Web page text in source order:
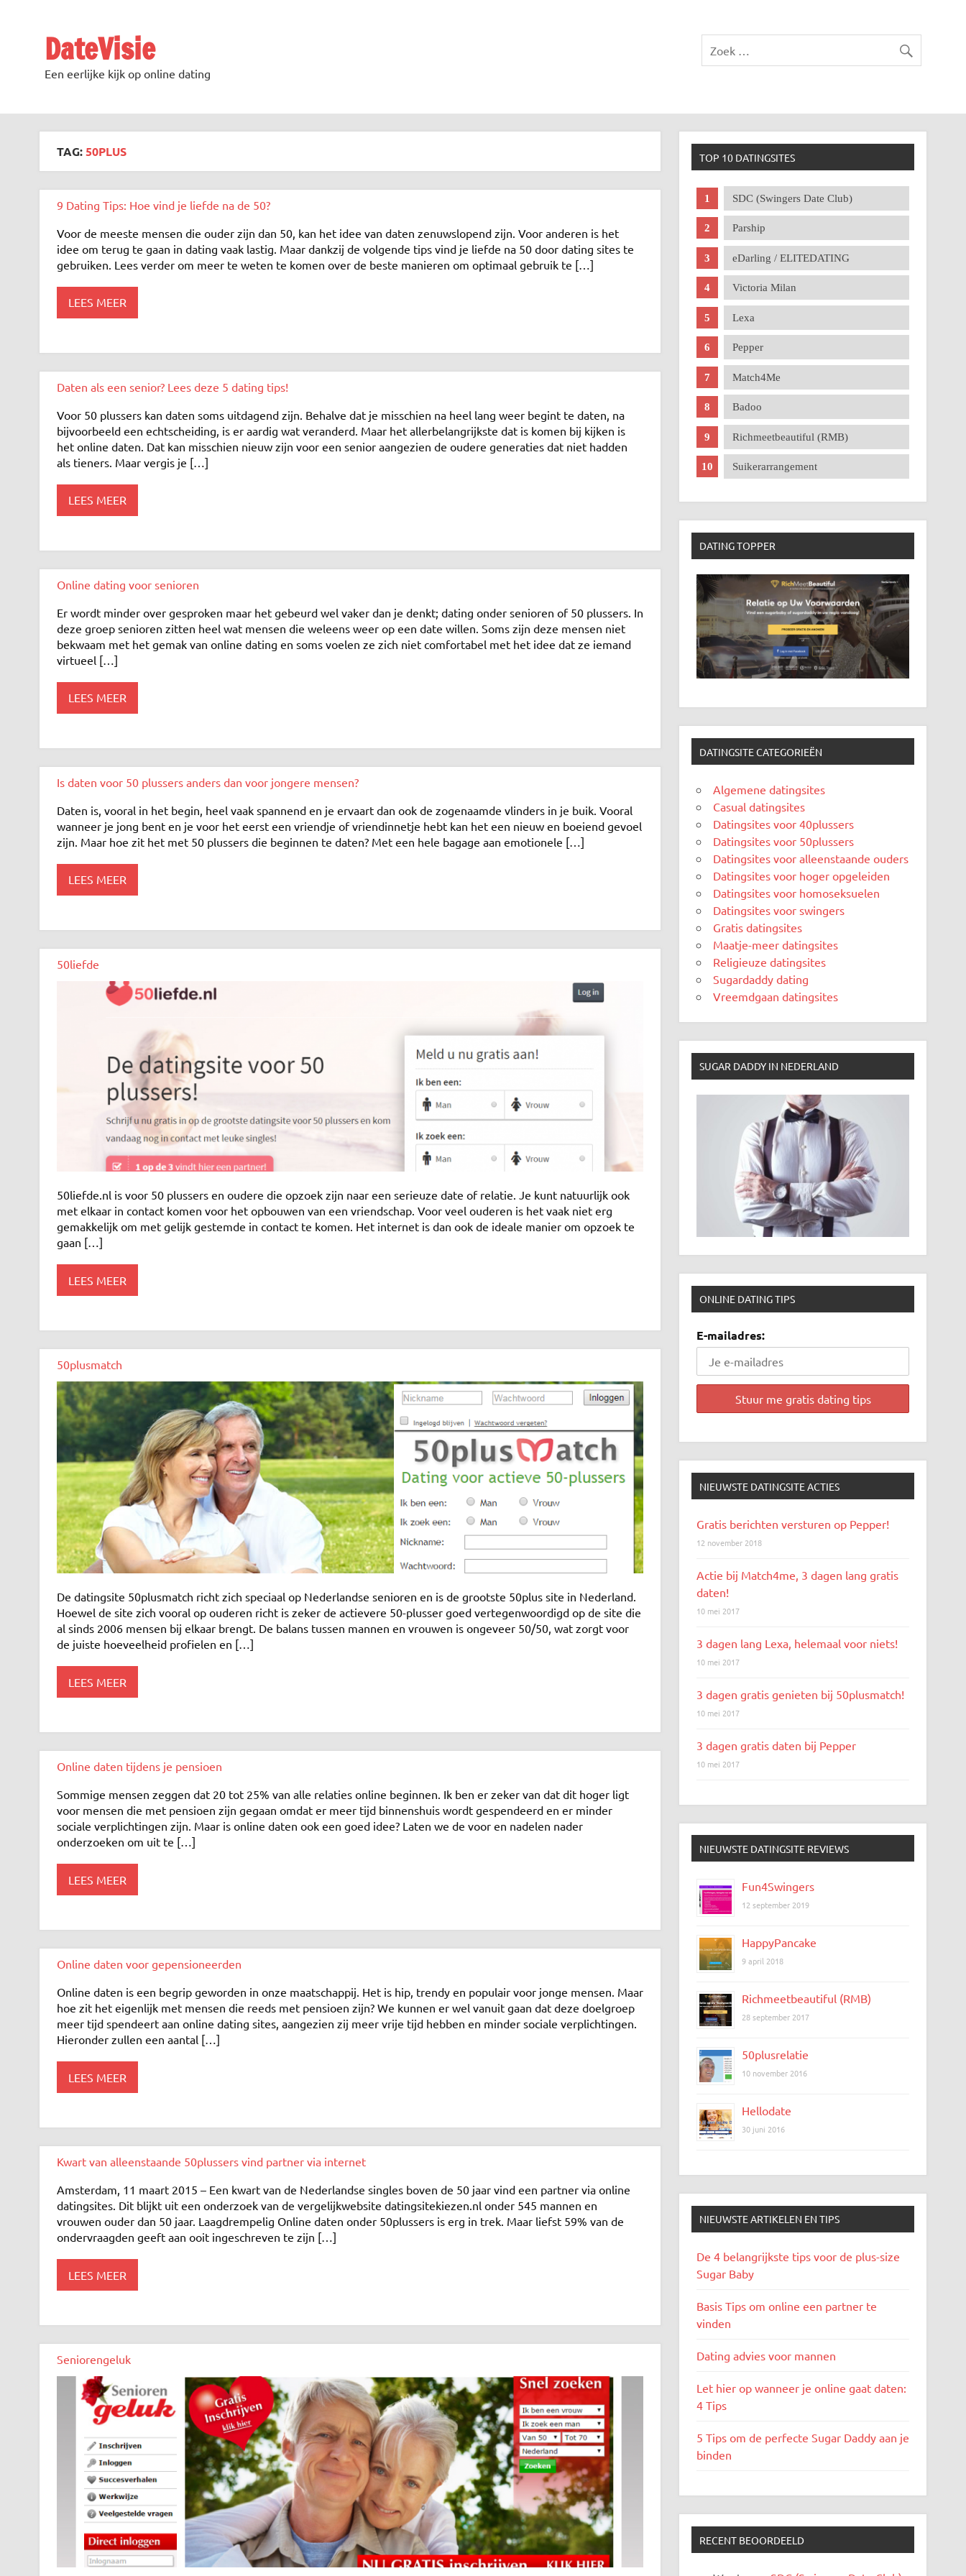
DateVisie
Een eerlijke kijk op online dating
TAG:50PLUS
9 Dating Tips: Hoe vind je liefde na de 50?
Voor de meeste mensen die ouder zijn dan 50, kan het idee van daten zenuwslopend zijn. Voor anderen is het
idee om terug te gaan in dating vaak lastig. Maar dankzij de volgende tips vind je liefde na 50 door dating sites te
gebruiken. Lees verder om meer te weten te komen over de beste manieren om optimaal gebruik te […]
LEES MEER
Daten als een senior? Lees deze 5 dating tips!
Voor 50 plussers kan daten soms uitdagend zijn. Behalve dat je misschien na heel lang weer begint te daten, na
bijvoorbeeld een echtscheiding, is er aardig wat veranderd. Maar het allerbelangrijkste dat is komen bij kijken is
het online daten. Dat kan misschien nieuw zijn voor een senior aangezien de oudere generaties dat niet hadden
als tieners. Maar vergis je […]
LEES MEER
Online dating voor senioren
Er wordt minder over gesproken maar het gebeurd wel vaker dan je denkt; dating onder senioren of 50 plussers. In
deze groep senioren zitten heel wat mensen die weleens weer op een date willen. Soms zijn deze mensen niet
bekwaam met het gemak van online dating en soms voelen ze zich niet comfortabel met het idee dat ze iemand
virtueel […]
LEES MEER
Is daten voor 50 plussers anders dan voor jongere mensen?
Daten is, vooral in het begin, heel vaak spannend en je ervaart dan ook de zogenaamde vlinders in je buik. Vooral
wanneer je jong bent en je voor het eerst een vriendje of vriendinnetje hebt kan het een nieuw en boeiend gevoel
zijn. Maar hoe zit het met 50 plussers die beginnen te daten? Met een hele bagage aan emotionele […]
LEES MEER
50liefde
50liefde.nl is voor 50 plussers en oudere die opzoek zijn naar een serieuze date of relatie. Je kunt natuurlijk ook
met elkaar in contact komen voor het opbouwen van een vriendschap. Voor veel ouderen is het vaak niet erg
gemakkelijk om met gelijk gestemde in contact te komen. Het internet is dan ook de ideale manier om opzoek te
gaan […]
LEES MEER
50plusmatch
De datingsite 50plusmatch richt zich speciaal op Nederlandse senioren en is de grootste 50plus site in Nederland.
Hoewel de site zich vooral op ouderen richt is zeker de actievere 50-plusser goed vertegenwoordigd op de site die
al sinds 2006 mensen bij elkaar brengt. De balans tussen mannen en vrouwen is ongeveer 50/50, wat zorgt voor
de juiste hoeveelheid profielen en […]
LEES MEER
Online daten tijdens je pensioen
Sommige mensen zeggen dat 20 tot 25% van alle relaties online beginnen. Ik ben er zeker van dat dit hoger ligt
voor mensen die met pensioen zijn gegaan omdat er meer tijd binnenshuis wordt gespendeerd en er minder
sociale verplichtingen zijn. Maar is online daten ook een goed idee? Laten we de voor en nadelen nader
onderzoeken om uit te […]
LEES MEER
Online daten voor gepensioneerden
Online daten is een begrip geworden in onze maatschappij. Het is hip, trendy en populair voor jonge mensen. Maar
hoe zit het eigenlijk met mensen die reeds met pensioen zijn? We kunnen er wel vanuit gaan dat deze doelgroep
meer tijd spendeert aan online dating sites, aangezien zij meer vrije tijd hebben en minder sociale verplichtingen.
Hieronder zullen een aantal […]
LEES MEER
Kwart van alleenstaande 50plussers vind partner via internet
Amsterdam, 11 maart 2015 – Een kwart van de Nederlandse singles boven de 50 jaar vind een partner via online
datingsites. Dit blijkt uit een onderzoek van de vergelijkwebsite datingsitekiezen.nl onder 545 mannen en
vrouwen ouder dan 50 jaar. Laagdrempelig Online daten onder 50plussers is erg in trek. Maar liefst 59% van de
ondervraagden geeft aan ooit ingeschreven te zijn […]
LEES MEER
Seniorengeluk
TOP 10 DATINGSITES
SDC (Swingers Date Club)
Parship
eDarling / ELITEDATING
Victoria Milan
Lexa
Pepper
Match4Me
Badoo
Richmeetbeautiful (RMB)
Suikerarrangement
DATING TOPPER
DATINGSITE CATEGORIEËN
Algemene datingsites
Casual datingsites
Datingsites voor 40plussers
Datingsites voor 50plussers
Datingsites voor alleenstaande ouders
Datingsites voor hoger opgeleiden
Datingsites voor homoseksuelen
Datingsites voor swingers
Gratis datingsites
Maatje-meer datingsites
Religieuze datingsites
Sugardaddy dating
Vreemdgaan datingsites
SUGAR DADDY IN NEDERLAND
ONLINE DATING TIPS
E-mailadres:
NIEUWSTE DATINGSITE ACTIES
Gratis berichten versturen op Pepper!
12 november 2018
Actie bij Match4me, 3 dagen lang gratis
daten!
10 mei 2017
3 dagen lang Lexa, helemaal voor niets!
10 mei 2017
3 dagen gratis genieten bij 50plusmatch!
10 mei 2017
3 dagen gratis daten bij Pepper
10 mei 2017
NIEUWSTE DATINGSITE REVIEWS
Fun4Swingers
12 september 2019
HappyPancake
9 april 2018
Richmeetbeautiful (RMB)
28 september 2017
50plusrelatie
10 november 2016
Hellodate
30 juni 2016
NIEUWSTE ARTIKELEN EN TIPS
De 4 belangrijkste tips voor de plus-size
Sugar Baby
Basis Tips om online een partner te
vinden
Dating advies voor mannen
Let hier op wanneer je online gaat daten:
4 Tips
5 Tips om de perfecte Sugar Daddy aan je
binden
RECENT BEOORDEELD